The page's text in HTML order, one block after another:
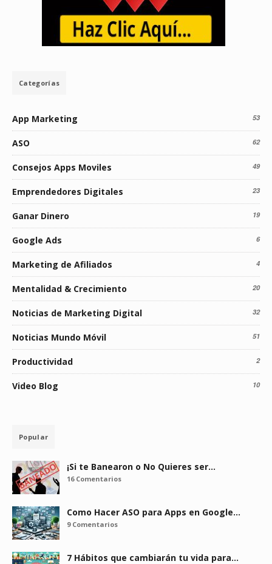
Categorías
App Marketing 53
ASO 62
Consejos Apps Moviles 49
Emprendedores Digitales 23
Ganar Dinero 19
Google Ads 6
Marketing de Afiliados 4
Mentalidad & Crecimiento 20
Noticias de Marketing Digital 32
Noticias Mundo Móvil 51
Productividad 2
Video Blog 10
Popular
¡Si te Banearon o No Quieres ser…
16 Comentarios
Como Hacer ASO para Apps en Google…
9 Comentarios
7 Hábitos que cambiarán tu vida para…